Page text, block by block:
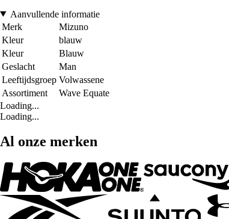
Aanvullende informatie
Merk
Mizuno
Kleur
blauw
Kleur
Blauw
Geslacht
Man
Leeftijdsgroep Volwassene
Assortiment
Wave Equate
Loading...
Loading...
Al onze merken